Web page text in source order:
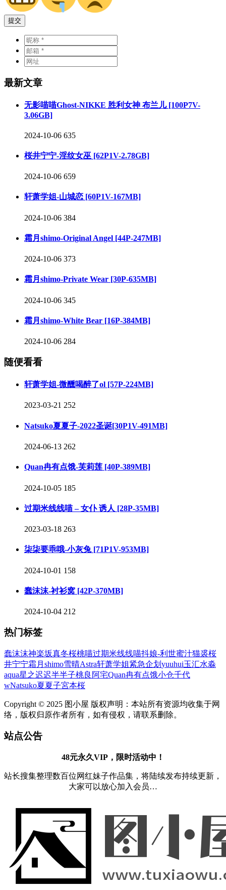
提交
最新文章
无影喵喵Ghost-NIKKE 胜利女神 布兰儿 [100P7V-
3.06GB]
2024-10-06 635
桜井宁宁-淫纹女巫 [62P1V-2.78GB]
2024-10-06 659
轩萧学姐-山城恋 [60P1V-167MB]
2024-10-06 384
霜月shimo-Original Angel [44P-247MB]
2024-10-06 373
霜月shimo-Private Wear [30P-635MB]
2024-10-06 345
霜月shimo-White Bear [16P-384MB]
2024-10-06 284
随便看看
轩萧学姐-微醺喝醉了ol [57P-224MB]
2023-03-21 252
Natsuko夏夏子-2022圣诞[30P1V-491MB]
2024-06-13 262
Quan冉有点饿-芙莉莲 [40P-389MB]
2024-10-05 185
过期米线线喵 – 女仆 诱人 [28P-35MB]
2023-03-18 263
柒柒要乖哦-小灰兔 [71P1V-953MB]
2024-10-01 158
蠢沫沫-衬衫窝 [42P-370MB]
2024-10-04 212
热门标签
蠢沫沫神楽坂真冬桜桃喵过期米线线喵抖娘-利世蜜汁猫裘桜
井宁宁霜月shimo雪晴Astra轩萧学姐紧急企划 yuuhui玉汇水淼
aqua星之迟迟半半子桃良阿宅Quan冉有点饿小仓千代
wNatsuko夏夏子宮本桜
Copyright © 2025 图小屋 版权声明：本站所有资源均收集于网
络，版权归原作者所有，如有侵权，请联系删除。
站点公告
48元永久VIP，限时活动中！
站长搜集整理数百位网红妹子作品集，将陆续发布持续更新，
大家可以放心加入会员…